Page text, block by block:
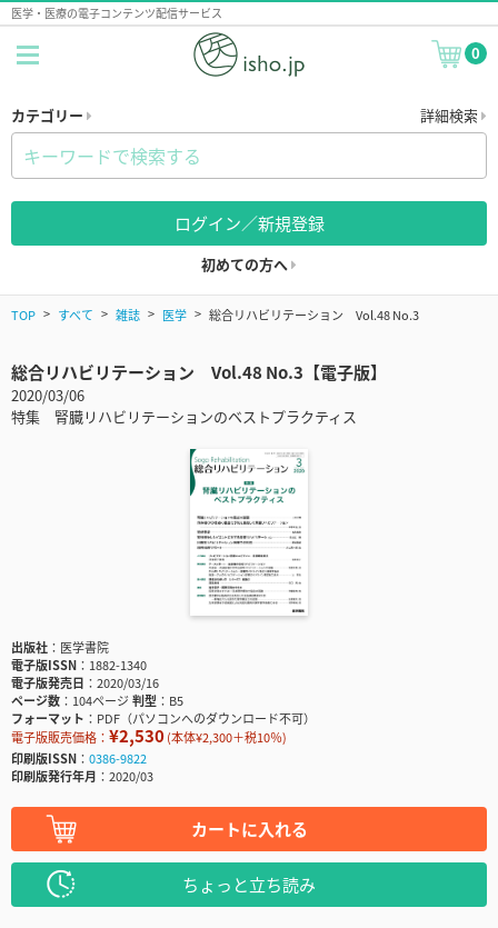
医学・医療の電子コンテンツ配信サービス
0
カテゴリー 詳細検索
ログイン／新規登録
初めての方へ
TOP すべて 雑誌 医学 総合リハビリテーション Vol.48 No.3
総合リハビリテーション Vol.48 No.3【電子版】
2020/03/06
特集 腎臓リハビリテーションのベストプラクティス
出版社
医学書院
電子版ISSN
1882-1340
電子版発売日
2020/03/16
ページ数
104ページ判型
B5
フォーマット
PDF（パソコンへのダウンロード不可）
電子版販売価格： ¥2,530(本体¥2,300＋税10％)
印刷版ISSN
0386-9822
印刷版発行年月
2020/03
カートに入れる
ちょっと立ち読み